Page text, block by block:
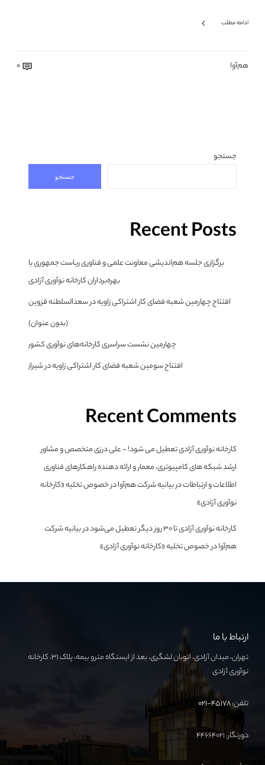
ادامه مطلب
هم‌آوا 0
جستجو
جستجو
Recent Posts
برگزاری جلسه هم‌اندیشی معاونت علمی و فناوری ریاست جمهوری با
بهره‌برداران کارخانه نوآوری آزادی
افتتاح چهارمین شعبه فضای کار اشتراکی زاویه در سعدالسلطنه قزوین
(بدون عنوان)
چهارمین نشست سراسری کارخانه‌های نوآوری کشور
افتتاح سومین شعبه فضای کار اشتراکی زاویه در شیراز
Recent Comments
کارخانه نوآوری آزادی تعطیل می شود! - علی درزی متخصص و مشاور
ارشد شبکه های کامپیوتری، معمار و ارائه دهنده راهکارهای فناوری
اطلاعات و ارتباطاتدربیانیه شرکت هم‌آوا در خصوص تخلیه «کارخانه
نوآوری آزادی»
کارخانه نوآوری آزادی تا ۳۰ روز دیگر تعطیل می‌شود دربیانیه شرکت
هم‌آوا در خصوص تخلیه «کارخانه نوآوری آزادی»
ارتباط با ما
تهران، میدان آزادی، اتوبان لشگری، بعد از ایستگاه مترو بیمه، پلاک ۳۱، کارخانه
نوآوری آزادی
تلفن:۴۵۱۷۸-۰۲۱
دورنگار: ۴۴۶۶۴۰۲۱